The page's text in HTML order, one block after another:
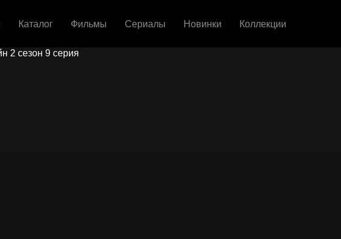
Каталог Фильмы Сериалы Новинки Коллекции